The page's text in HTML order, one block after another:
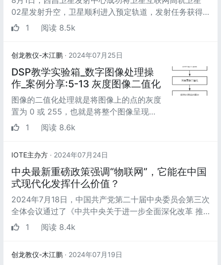
02星发射升空，卫星顺利进入预定轨道，发射任务获得
圆满成功。8月6日，千帆星座计划...
1 阅读 8.5k
创龙教仪-木江鹏 · 2024年07月25日
DSP教学实验箱_数字图像处理操
作_案例分享:5-13 灰度图像二值化
图像的二值化处理就是将图像上的点的灰度
置为 0 或 255，也就是将整个图像呈现出
明显的黑白效果。即将 256 个亮度等级的
1 阅读 8.6k
IOTE主办方 · 2024年07月24日
中央最新重磅政策强调“物联网”，它能在中国
式现代化发挥什么价值？
2024年7月18日，中国共产党第二十届中央委员会第三次
全体会议通过了《中共中央关于进一步全面深化改革 推
进中国式现代化的决定》（以下...
1 阅读 8.4k
创龙教仪-木江鹏 · 2024年07月19日